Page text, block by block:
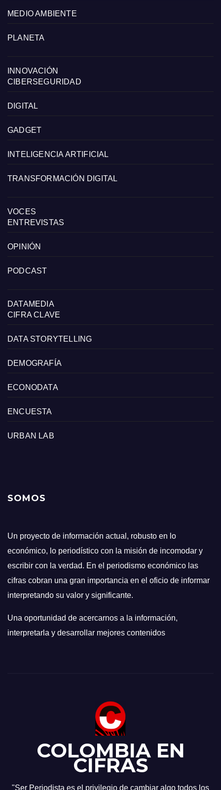
MEDIO AMBIENTE
PLANETA
INNOVACIÓN
CIBERSEGURIDAD
DIGITAL
GADGET
INTELIGENCIA ARTIFICIAL
TRANSFORMACIÓN DIGITAL
VOCES
ENTREVISTAS
OPINIÓN
PODCAST
DATAMEDIA
CIFRA CLAVE
DATA STORYTELLING
DEMOGRAFÍA
ECONODATA
ENCUESTA
URBAN LAB
SOMOS
Un proyecto de información actual, robusto en lo
económico, lo periodístico con la misión de incomodar y
escribir con la verdad. En el periodismo económico las
cifras cobran una gran importancia en el oficio de informar
interpretando su valor y significante.
Una oportunidad de acercarnos a la información,
interpretarla y desarrollar mejores contenidos
COLOMBIA EN
CIFRAS
"Ser Periodista es el privilegio de cambiar algo todos los